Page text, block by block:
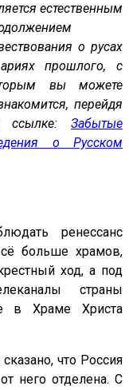
естественным
о русах
прошлого, с
вы можете
перейдя
ссылке: Забытые
о Русском
ренессанс
больше храмов,
ход, а под
страны
в Храме Христа
что Россия
него отделена. С